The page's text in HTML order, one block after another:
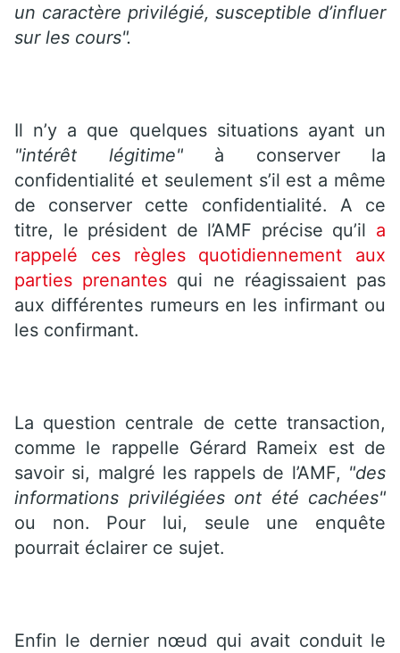
un caractère privilégié, susceptible d’influer
sur les cours".
Il n’y a que quelques situations ayant un
"intérêt légitime"à conserver la
confidentialité et seulement s’il est a même
de conserver cette confidentialité. A ce
titre, le président de l’AMF précise qu’il a
rappelé ces règles quotidiennement aux
parties prenantes qui ne réagissaient pas
aux différentes rumeurs en les infirmant ou
les confirmant.
La question centrale de cette transaction,
comme le rappelle Gérard Rameix est de
savoir si, malgré les rappels de l’AMF, "des
informations privilégiées ont été cachées"
ou non. Pour lui, seule une enquête
pourrait éclairer ce sujet.
Enfin le dernier nœud qui avait conduit le